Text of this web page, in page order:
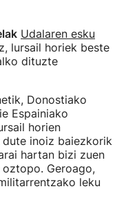
Udalaren esku
lursail horiek beste
dituzte
Donostiako
Espainiako
horien
inoiz baiezkorik
hartan bizi zuen
Geroago,
leku